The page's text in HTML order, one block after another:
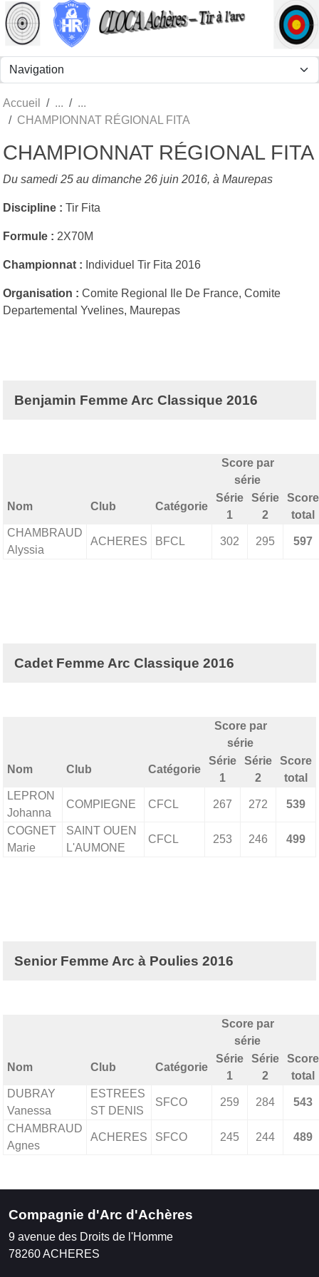
Accueil
CHAMPIONNAT RÉGIONAL FITA
CHAMPIONNAT RÉGIONAL FITA
Du samedi 25 au dimanche 26 juin 2016, à Maurepas
Discipline : Tir Fita
Formule : 2X70M
Championnat : Individuel Tir Fita 2016
Organisation : Comite Regional Ile De France, Comite
Departemental Yvelines, Maurepas
Benjamin Femme Arc Classique 2016
Score par
série
Nom Club Catégorie
Série
1
Série
2
Score
total
CHAMBRAUD
Alyssia
ACHERES BFCL 302 295 597
Cadet Femme Arc Classique 2016
Score par
série
Nom Club Catégorie
Série
1
Série
2
Score
total
LEPRON
Johanna
COMPIEGNE CFCL 267 272 539
COGNET
Marie
SAINT OUEN
L'AUMONE
CFCL 253 246 499
Senior Femme Arc à Poulies 2016
Score par
série
Nom Club Catégorie
Série
1
Série
2
Score
total
DUBRAY
Vanessa
ESTREES
ST DENIS
SFCO 259 284 543
CHAMBRAUD
Agnes
ACHERES SFCO 245 244 489
Compagnie d'Arc d'Achères
9 avenue des Droits de l'Homme
78260ACHERES
Panneau de gestion des cookies